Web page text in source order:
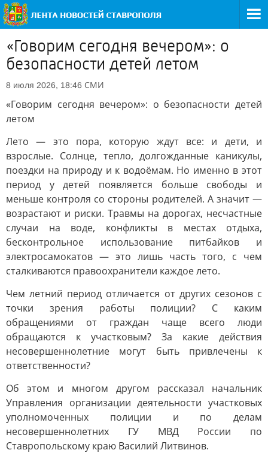
«Говорим сегодня вечером»: о
безопасности детей летом
8 июля 2026, 18:46 СМИ
«Говорим сегодня вечером»: о безопасности детей
летом
Лето — это пора, которую ждут все: и дети, и
взрослые. Солнце, тепло, долгожданные каникулы,
поездки на природу и к водоёмам. Но именно в этот
период у детей появляется больше свободы и
меньше контроля со стороны родителей. А значит —
возрастают и риски. Травмы на дорогах, несчастные
случаи на воде, конфликты в местах отдыха,
бесконтрольное использование питбайков и
электросамокатов — это лишь часть того, с чем
сталкиваются правоохранители каждое лето.
Чем летний период отличается от других сезонов с
точки зрения работы полиции? С каким
обращениями от граждан чаще всего люди
обращаются к участковым? За какие действия
несовершеннолетние могут быть привлечены к
ответственности?
Об этом и многом другом рассказал начальник
Управления организации деятельности участковых
уполномоченных полиции и по делам
несовершеннолетних ГУ МВД России по
Ставропольскому краю Василий Литвинов.